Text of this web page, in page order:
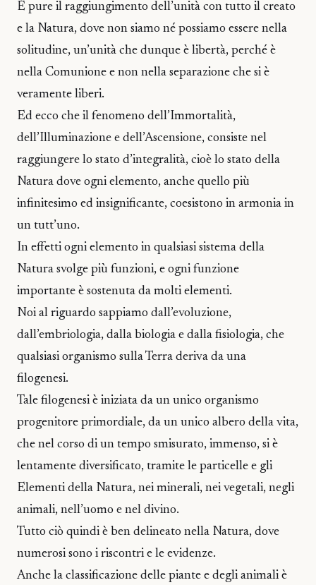
È pure il raggiungimento dell’unità con tutto il creato
e la Natura, dove non siamo né possiamo essere nella
solitudine, un’unità che dunque è libertà, perché è
nella Comunione e non nella separazione che si è
veramente liberi.
Ed ecco che il fenomeno dell’Immortalità,
dell’Illuminazione e dell’Ascensione, consiste nel
raggiungere lo stato d’integralità, cioè lo stato della
Natura dove ogni elemento, anche quello più
infinitesimo ed insignificante, coesistono in armonia in
un tutt’uno.
In effetti ogni elemento in qualsiasi sistema della
Natura svolge più funzioni, e ogni funzione
importante è sostenuta da molti elementi.
Noi al riguardo sappiamo dall’evoluzione,
dall’embriologia, dalla biologia e dalla fisiologia, che
qualsiasi organismo sulla Terra deriva da una
filogenesi.
Tale filogenesi è iniziata da un unico organismo
progenitore primordiale, da un unico albero della vita,
che nel corso di un tempo smisurato, immenso, si è
lentamente diversificato, tramite le particelle e gli
Elementi della Natura, nei minerali, nei vegetali, negli
animali, nell’uomo e nel divino.
Tutto ciò quindi è ben delineato nella Natura, dove
numerosi sono i riscontri e le evidenze.
Anche la classificazione delle piante e degli animali è